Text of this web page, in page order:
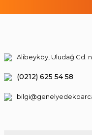
Alibeyköy, Uludağ Cd.
(0212) 625 54 58